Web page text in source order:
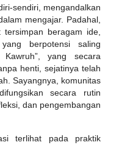
sendiri, mengandalkan
mengajar. Padahal,
beragam ide,
berpotensi saling
Kawruh”, yang secara
henti, sejatinya telah
Sayangnya, komunitas
secara rutin
dan pengembangan
terlihat pada praktik